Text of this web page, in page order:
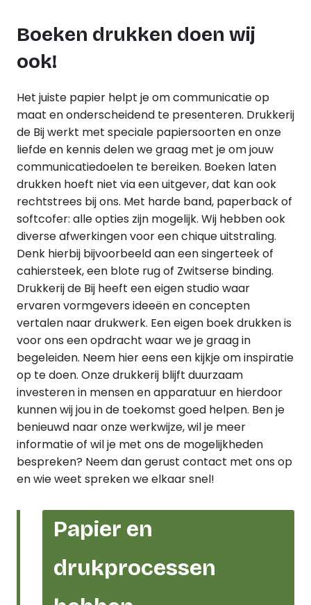
Boeken drukken doen wij
ook!
Het juiste papier helpt je om communicatie op
maat en onderscheidend te presenteren. Drukkerij
de Bij werkt met speciale papiersoorten en onze
liefde en kennis delen we graag met je om jouw
communicatiedoelen te bereiken. Boeken laten
drukken hoeft niet via een uitgever, dat kan ook
rechtstrees bij ons. Met harde band, paperback of
softcofer: alle opties zijn mogelijk. Wij hebben ook
diverse afwerkingen voor een chique uitstraling.
Denk hierbij bijvoorbeeld aan een singerteek of
cahiersteek, een blote rug of Zwitserse binding.
Drukkerij de Bij heeft eeneigen studiowaar
ervaren vormgevers ideeën en concepten
vertalen naar drukwerk. Een eigen boek drukken is
voor ons een opdracht waar we je graag in
begeleiden. Neem hier eens een kijkje ominspiratie
op te doen. Onze drukkerij blijft duurzaam
investeren in mensen en apparatuur en hierdoor
kunnen wij jou in de toekomst goed helpen. Ben je
benieuwd naar onze werkwijze, wil je meer
informatie of wil je met ons de mogelijkheden
bespreken? Neem dan gerust contact met ons op
en wie weet spreken we elkaar snel!
Papier en
drukprocessen